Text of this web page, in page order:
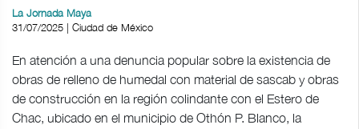
La Jornada Maya
31/07/2025 | Ciudad de México
En atención a una denuncia popular sobre la existencia de
obras de relleno de humedal con material de sascab y obras
de construcción en la región colindante con el Estero de
Chac, ubicado en el municipio de Othón P. Blanco, la